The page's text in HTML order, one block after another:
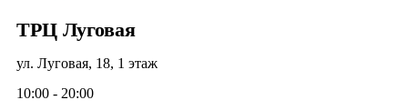
ТРЦ Луговая
ул. Луговая, 18, 1 этаж
10:00 - 20:00